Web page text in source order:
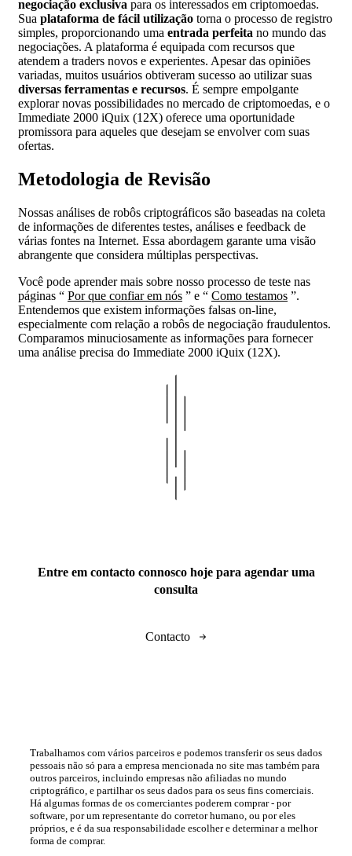
negociação exclusiva para os interessados em criptomoedas.
Sua plataforma de fácil utilização torna o processo de registro
simples, proporcionando uma entrada perfeita no mundo das
negociações. A plataforma é equipada com recursos que
atendem a traders novos e experientes. Apesar das opiniões
variadas, muitos usuários obtiveram sucesso ao utilizar suas
diversas ferramentas e recursos. É sempre empolgante
explorar novas possibilidades no mercado de criptomoedas, e o
Immediate 2000 iQuix (12X) oferece uma oportunidade
promissora para aqueles que desejam se envolver com suas
ofertas.
Metodologia de Revisão
Nossas análises de robôs criptográficos são baseadas na coleta
de informações de diferentes testes, análises e feedback de
várias fontes na Internet. Essa abordagem garante uma visão
abrangente que considera múltiplas perspectivas.
Você pode aprender mais sobre nosso processo de teste nas
páginas “ Por que confiar em nós ” e “ Como testamos ”.
Entendemos que existem informações falsas on-line,
especialmente com relação a robôs de negociação fraudulentos.
Comparamos minuciosamente as informações para fornecer
uma análise precisa do Immediate 2000 iQuix (12X).
Entre em contacto connosco hoje para agendar uma
consulta
Contacto
Trabalhamos com vários parceiros e podemos transferir os seus dados
pessoais não só para a empresa mencionada no site mas também para
outros parceiros, incluindo empresas não afiliadas no mundo
criptográfico, e partilhar os seus dados para os seus fins comerciais.
Há algumas formas de os comerciantes poderem comprar - por
software, por um representante do corretor humano, ou por eles
próprios, e é da sua responsabilidade escolher e determinar a melhor
forma de comprar.